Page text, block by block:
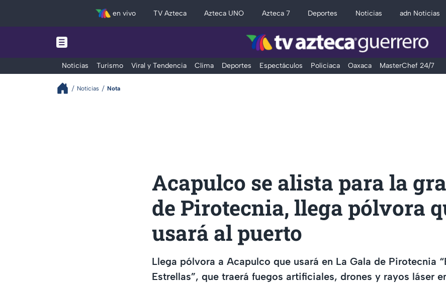
en vivo TV Azteca Azteca UNO Azteca 7 Deportes Noticias adn Noticias
Noticias Turismo Viral y Tendencia Clima Deportes Espectáculos Policiaca Oaxaca MasterChef 24/7
Noticias Nota
Acapulco se alista para la
de Pirotecnia, llega pólvora
usará al puerto
Llega pólvora a Acapulco que usará en La Gala de Pirotecnia
Estrellas”, que traerá fuegos artificiales, drones y rayos láser